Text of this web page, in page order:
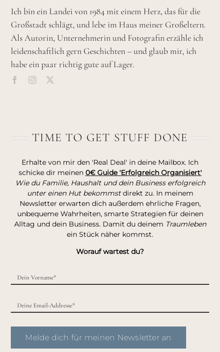
Ich bin ein Landei von 1984 mit einem Herz, das für die
Großstadt schlägt, und lebe im Haus meiner Großeltern.
Als Autorin, Unternehmerin und Fotografin erzähle ich
leidenschaftlich gern Geschichten – und glaub mir, ich
habe ein paar richtig gute auf Lager.
TIME TO GET STUFF DONE
Erhalte von mir den 'Real Deal' in deine Mailbox. Ich
schicke dir meinen 0€ Guide 'Erfolgreich Organisiert'
Wie du Familie, Haushalt und dein Business erfolgreich
unter einen Hut bekommstdirekt zu. In meinem
Newsletter erwarten dich außerdem ehrliche Fragen,
unbequeme Wahrheiten, smarte Strategien für deinen
Alltag und dein Business. Damit du deinem Traumleben
ein Stück näher kommst.
Worauf wartest du?
Melde dich für meinen Newsletter an